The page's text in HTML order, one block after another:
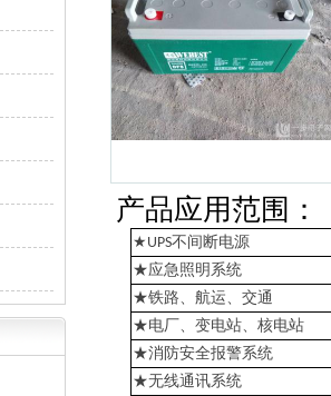
产品应用范围：
★ UPS不间断电源
★应急照明系统
★铁路、航运、交通
★电厂、变电站、核电站
★消防安全报警系统
★无线通讯系统